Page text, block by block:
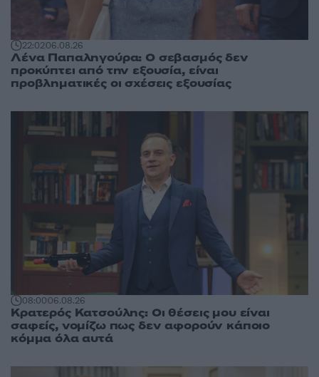
22:0206.08.26
Λένα Παπαληγούρα: Ο σεβασμός δεν
προκύπτει από την εξουσία, είναι
προβληματικές οι σχέσεις εξουσίας
08:0006.08.26
Κρατερός Κατσούλης: Οι θέσεις μου είναι
σαφείς, νομίζω πως δεν αφορούν κάποιο
κόμμα όλα αυτά